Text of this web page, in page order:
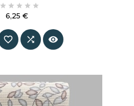
    
6,25 €
  